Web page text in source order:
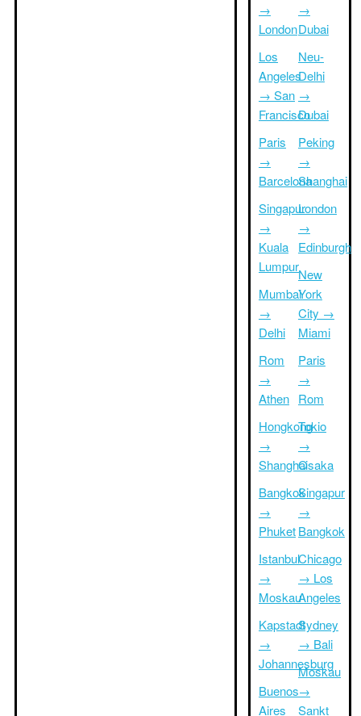
→
London
Los
Angeles
→ San
Francisco
Paris
→
Barcelona
Singapur
→
Kuala
Lumpur
Mumbai
→
Delhi
Rom
→
Athen
Hongkong
→
Shanghai
Bangkok
→
Phuket
Istanbul
→
Moskau
Kapstadt
→
Johannesburg
Buenos
Aires
→
Dubai
Neu-
Delhi
→
Dubai
Peking
→
Shanghai
London
→
Edinburgh
New
York
City →
Miami
Paris
→
Rom
Tokio
→
Osaka
Singapur
→
Bangkok
Chicago
→ Los
Angeles
Sydney
→ Bali
Moskau
→
Sankt